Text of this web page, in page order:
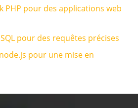
PHP pour des applications web
pour des requêtes précises
pour une mise en